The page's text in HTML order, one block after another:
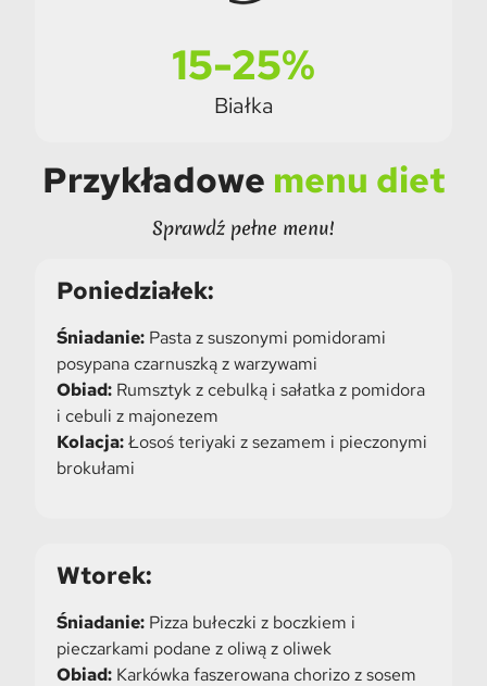
15-25%
Białka
Przykładowe menu diet
Sprawdź pełne menu!
Poniedziałek:
Śniadanie:Pasta z suszonymi pomidorami
posypana czarnuszką z warzywami
Obiad:Rumsztyk z cebulką i sałatka z pomidora
i cebuli z majonezem
Kolacja:Łosoś teriyaki z sezamem i pieczonymi
brokułami
Wtorek:
Śniadanie:Pizza bułeczki z boczkiem i
pieczarkami podane z oliwą z oliwek
Obiad:Karkówka faszerowana chorizo z sosem